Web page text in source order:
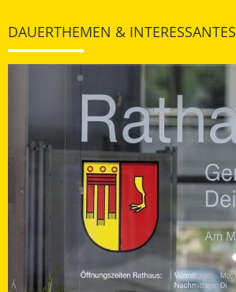
DAUERTHEMEN & INTERESSANTES